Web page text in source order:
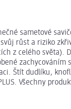
sametové
růst a riziko
z celého světa).
zachycováním
Štít dudlíku,
Všechny